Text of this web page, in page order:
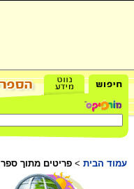
עמוד הבית > פריטים מתוך ספר